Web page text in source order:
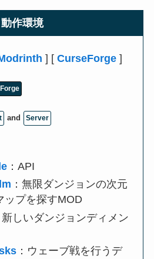
動作環境
] [CurseForge ]
Forge
and Server
：API
：無限ダンジョンの次元
ップを探すMOD
新しいダンジョンディメン
：ウェーブ戦を行うデ